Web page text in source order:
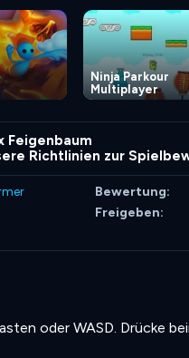
Ninja Parkour
Multiplayer
Feigenbaum
Richtlinien zur
Bewertung:
Freigeben:
oder WASD. Drücke